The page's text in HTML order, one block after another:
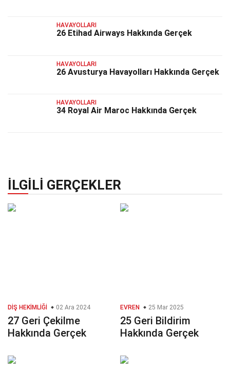
HAVAYOLLARI
26 Etihad Airways Hakkında Gerçek
HAVAYOLLARI
26 Avusturya Havayolları Hakkında Gerçek
HAVAYOLLARI
34 Royal Air Maroc Hakkında Gerçek
İLGILI GERÇEKLER
DIŞ HEKIMLIĞI 02 Ara 2024
27 Geri Çekilme
Hakkında Gerçek
EVREN 25 Mar 2025
25 Geri Bildirim
Hakkında Gerçek